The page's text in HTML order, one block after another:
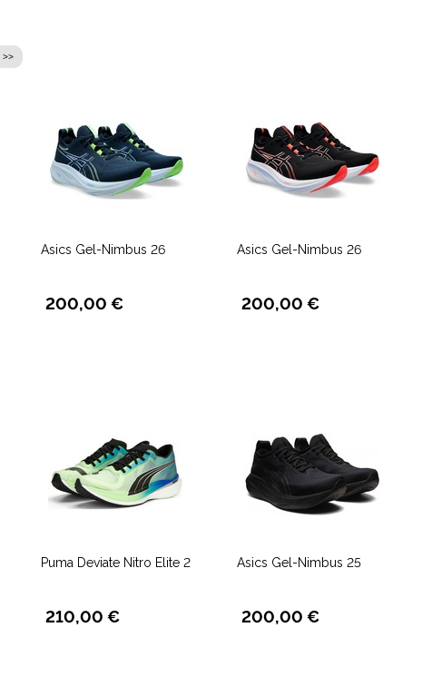
>>
Asics Gel-Nimbus 26
200,00 €
Asics Gel-Nimbus 26
200,00 €
Puma Deviate Nitro Elite 2
210,00 €
Asics Gel-Nimbus 25
200,00 €